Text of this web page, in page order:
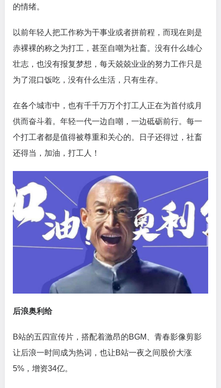
的情绪。
以前年轻人把工作称为干事业或者拼前程，而现在则是
赤裸裸的称之为打工，甚至自嘲为社畜。没有什么雄心
壮志，也没有报复梦想，每天兢兢业业的努力工作只是
为了混口饭吃，没有什么生活，只有生存。
在各个城市中，也有千千万万个打工人正在为首付或月
供而奋斗着。年轻一代一边自嘲，一边砥砺前行。每一
个打工者都是值得被尊重和关心的。日子还得过，社畜
还得当，加油，打工人！
后浪奥利给
B站的五四宣传片，搭配着激昂的BGM、青春影像剪影
让后浪一时间成为热词，也让B站一夜之间股价大涨
5%，增资34亿。